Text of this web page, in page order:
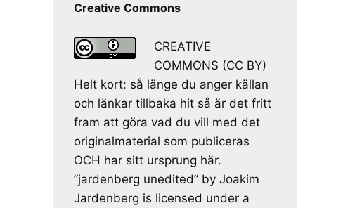
Creative Commons
CREATIVE
COMMONS (CC BY)
Helt kort: så länge du anger källan
och länkar tillbaka hit så är det fritt
fram att göra vad du vill med det
originalmaterial som publiceras
OCH har sitt ursprung här.
”jardenberg unedited” by Joakim
Jardenberg is licensed under a